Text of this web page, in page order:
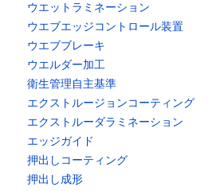
ウエットラミネーション
ウエブエッジコントロール装置
ウエブブレーキ
ウエルダー加工
衛生管理自主基準
エクストルージョンコーティング
エクストルーダラミネーション
エッジガイド
押出しコーティング
押出し成形